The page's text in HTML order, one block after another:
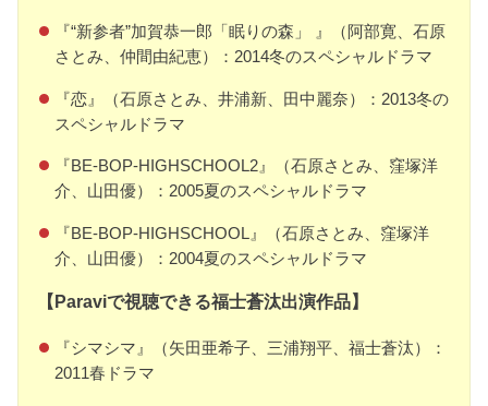
『“新参者”加賀恭一郎「眠りの森」 』（阿部寛、石原
さとみ、仲間由紀恵）：2014冬のスペシャルドラマ
『恋』（石原さとみ、井浦新、田中麗奈）：2013冬の
スペシャルドラマ
『BE-BOP-HIGHSCHOOL2』（石原さとみ、窪塚洋
介、山田優）：2005夏のスペシャルドラマ
『BE-BOP-HIGHSCHOOL』（石原さとみ、窪塚洋
介、山田優）：2004夏のスペシャルドラマ
【Paraviで視聴できる福士蒼汰出演作品】
『シマシマ』（矢田亜希子、三浦翔平、福士蒼汰）：
2011春ドラマ